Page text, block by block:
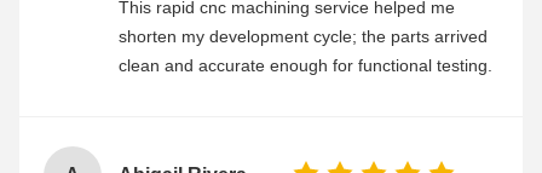
This rapid cnc machining service helped me
shorten my development cycle; the parts arrived
clean and accurate enough for functional testing.